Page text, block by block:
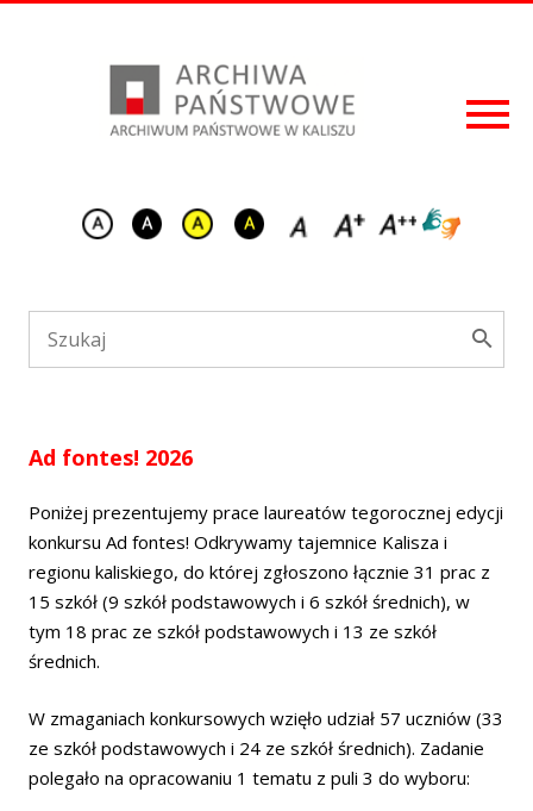
Ad fontes! 2026
Poniżej prezentujemy prace laureatów tegorocznej edycji
konkursu Ad fontes! Odkrywamy tajemnice Kalisza i
regionu kaliskiego, do której zgłoszono łącznie 31 prac z
15 szkół (9 szkół podstawowych i 6 szkół średnich), w
tym 18 prac ze szkół podstawowych i 13 ze szkół
średnich.
W zmaganiach konkursowych wzięło udział 57 uczniów (33
ze szkół podstawowych i 24 ze szkół średnich). Zadanie
polegało na opracowaniu 1 tematu z puli 3 do wyboru: